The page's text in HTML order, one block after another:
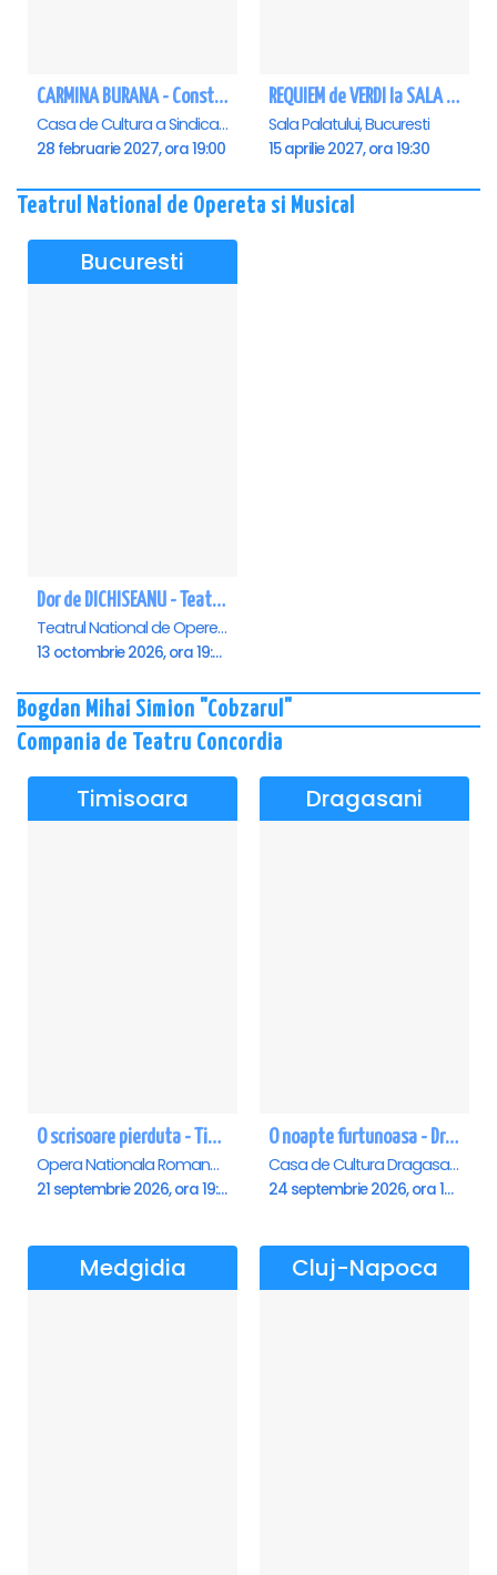
CARMINA BURANA - Constanta
Casa de Cultura a Sindicatelor - Sala Mare, Constanta
28 februarie 2027, ora 19:00
REQUIEM de VERDI la SALA PALATULUI
Sala Palatului, Bucuresti
15 aprilie 2027, ora 19:30
Teatrul National de Opereta si Musical
Bucuresti
Dor de DICHISEANU - Teatrul Național de Operetă și Musical „Ion Dacian"
Teatrul National de Opereta si Musical Ion Dacian, Bucuresti
13 octombrie 2026, ora 19:00
Bogdan Mihai Simion "Cobzarul"
Compania de Teatru Concordia
Timisoara
O scrisoare pierduta - Timisoara
Opera Nationala Romana , Timisoara
21 septembrie 2026, ora 19:00
Dragasani
O noapte furtunoasa - Dragasani
Casa de Cultura Dragasani, Dragasani
24 septembrie 2026, ora 19:00
Medgidia Cluj-Napoca